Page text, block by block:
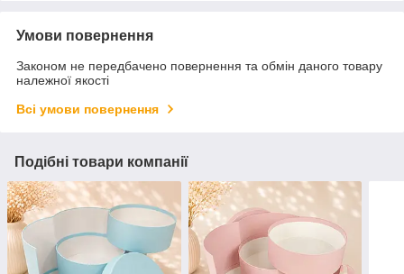
Умови повернення
Законом не передбачено повернення та обмін даного товару
належної якості
Всі умови повернення
Подібні товари компанії